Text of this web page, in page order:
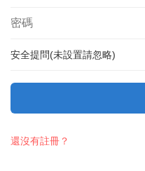
安全提問(未設置請忽略)
還沒有註冊？